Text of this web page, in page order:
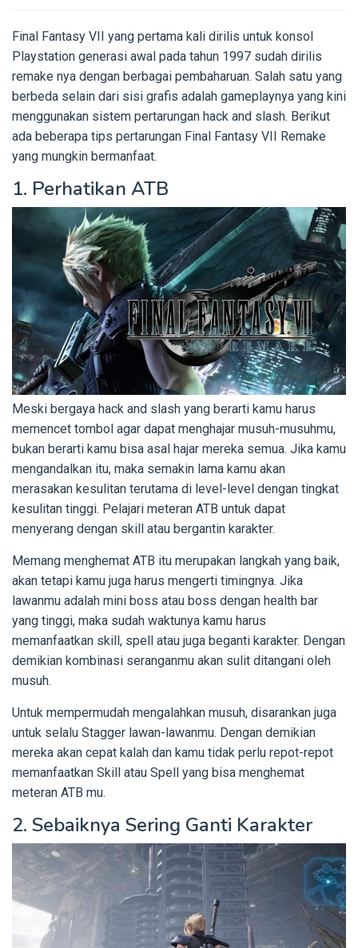
Final Fantasy VII yang pertama kali dirilis untuk konsol
Playstation generasi awal pada tahun 1997 sudah dirilis
remake nya dengan berbagai pembaharuan. Salah satu yang
berbeda selain dari sisi grafis adalah gameplaynya yang kini
menggunakan sistem pertarungan hack and slash. Berikut
ada beberapa tips pertarungan Final Fantasy VII Remake
yang mungkin bermanfaat.
1. Perhatikan ATB
Meski bergaya hack and slash yang berarti kamu harus
memencet tombol agar dapat menghajar musuh-musuhmu,
bukan berarti kamu bisa asal hajar mereka semua. Jika kamu
mengandalkan itu, maka semakin lama kamu akan
merasakan kesulitan terutama di level-level dengan tingkat
kesulitan tinggi. Pelajari meteran ATB untuk dapat
menyerang dengan skill atau bergantin karakter.
Memang menghemat ATB itu merupakan langkah yang baik,
akan tetapi kamu juga harus mengerti timingnya. Jika
lawanmu adalah mini boss atau boss dengan health bar
yang tinggi, maka sudah waktunya kamu harus
memanfaatkan skill, spell atau juga beganti karakter. Dengan
demikian kombinasi seranganmu akan sulit ditangani oleh
musuh.
Untuk mempermudah mengalahkan musuh, disarankan juga
untuk selalu Stagger lawan-lawanmu. Dengan demikian
mereka akan cepat kalah dan kamu tidak perlu repot-repot
memanfaatkan Skill atau Spell yang bisa menghemat
meteran ATB mu.
2. Sebaiknya Sering Ganti Karakter